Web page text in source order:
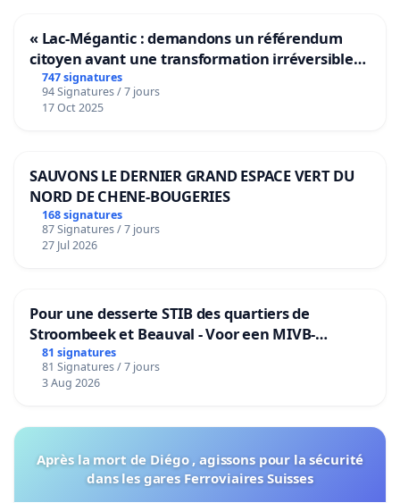
« Lac-Mégantic : demandons un référendum
citoyen avant une transformation irréversible
de notre territoire »
747 signatures
94 Signatures / 7 jours
17 Oct 2025
SAUVONS LE DERNIER GRAND ESPACE VERT DU
NORD DE CHENE-BOUGERIES
168 signatures
87 Signatures / 7 jours
27 Jul 2026
Pour une desserte STIB des quartiers de
Stroombeek et Beauval - Voor een MIVB-
bediening van de wijken Strombeek en Het
Voor
81 signatures
81 Signatures / 7 jours
3 Aug 2026
Après la mort de Diégo , agissons pour la sécurité
dans les gares Ferroviaires Suisses